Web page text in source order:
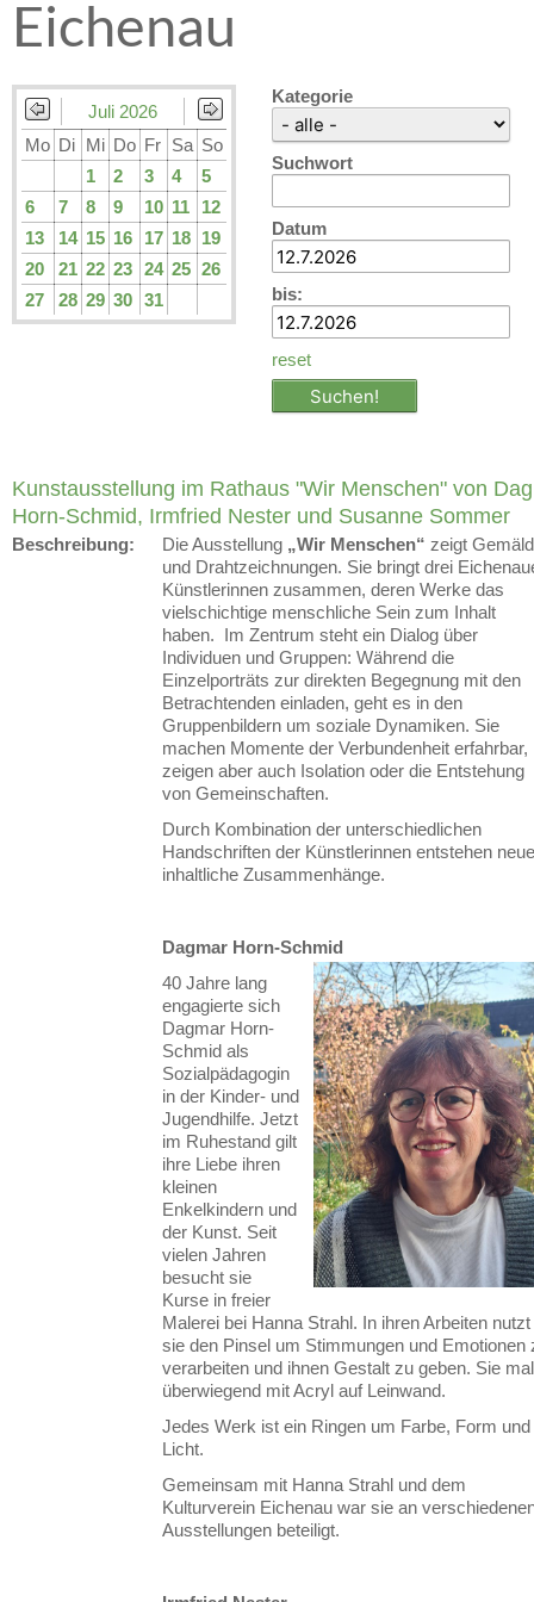
Eichenau
Juli 2026
Mo Di Mi Do Fr Sa So
1
2 3 4
5
6
7 8 9 10 11
12
13
14 15 16 17 18 19
20
21 22 23 24 25 26
27
28 29 30 31
Kategorie
Suchwort
Datum
bis:
reset
Kunstausstellung im Rathaus "Wir Menschen" von
Horn-Schmid, Irmfried Nester und Susanne Sommer
Beschreibung: Die Ausstellung „Wir Menschen“ zeigt
und Drahtzeichnungen. Sie bringt drei
Künstlerinnen zusammen, deren Werke das
vielschichtige menschliche Sein zum Inhalt
haben. Im Zentrum steht ein Dialog über
Individuen und Gruppen: Während die
Einzelporträts zur direkten Begegnung mit den
Betrachtenden einladen, geht es in den
Gruppenbildern um soziale Dynamiken. Sie
machen Momente der Verbundenheit erfahrbar,
zeigen aber auch Isolation oder die Entstehung
von Gemeinschaften.
Durch Kombination der unterschiedlichen
Handschriften der Künstlerinnen entstehen neue
inhaltliche Zusammenhänge.
Dagmar Horn-Schmid
40 Jahre lang
engagierte sich
Dagmar Horn-
Schmid als
Sozialpädagogin
in der Kinder- und
Jugendhilfe. Jetzt
im Ruhestand gilt
ihre Liebe ihren
kleinen
Enkelkindern und
der Kunst. Seit
vielen Jahren
besucht sie
Kurse in freier
Malerei bei Hanna Strahl. In ihren Arbeiten nutzt
sie den Pinsel um Stimmungen und Emotionen
verarbeiten und ihnen Gestalt zu geben. Sie
überwiegend mit Acryl auf Leinwand.
Jedes Werk ist ein Ringen um Farbe, Form und
Licht.
Gemeinsam mit Hanna Strahl und dem
Kulturverein Eichenau war sie an
Ausstellungen beteiligt.